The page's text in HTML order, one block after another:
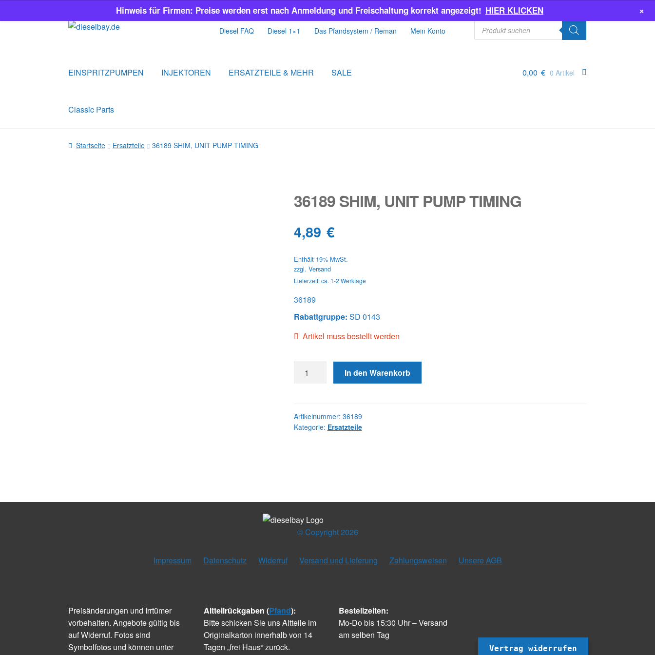
Zur
Zum
Diesel FAQ Diesel 1×1 Das Pfandsystem / Reman Mein Konto
Products
search
EINSPRITZPUMPEN INJEKTOREN ERSATZTEILE & MEHR SALE
Classic Parts
0,00 € 0 Artikel
Startseite Ersatzteile 36189 SHIM, UNIT PUMP TIMING
36189 SHIM, UNIT PUMP TIMING
4,89 €
Enthält 19% MwSt.
zzgl. Versand
Lieferzeit: ca. 1-2 Werktage
36189
Rabattgruppe: SD 0143
Artikel muss bestellt werden
SHIM,
TIMING
Menge
In den Warenkorb
Artikelnummer: 36189
Kategorie: Ersatzteile
© Copyright 2026
Impressum Datenschutz Widerruf Versand und Lieferung Zahlungsweisen Unsere AGB
Preisänderungen und Irrtümer
vorbehalten. Angebote gültig bis
auf Widerruf. Fotos sind
Symbolfotos und können unter
Altteilrückgaben (Pfand):
Bitte schicken Sie uns Altteile im
Originalkarton innerhalb von 14
Tagen „frei Haus“ zurück.
Bestellzeiten:
Mo-Do bis 15:30 Uhr – Versand
am selben Tag
Vertrag widerrufen
Hinweis für Firmen: Preise werden erst nach Anmeldung und Freischaltung korrekt angezeigt! HIER KLICKEN +